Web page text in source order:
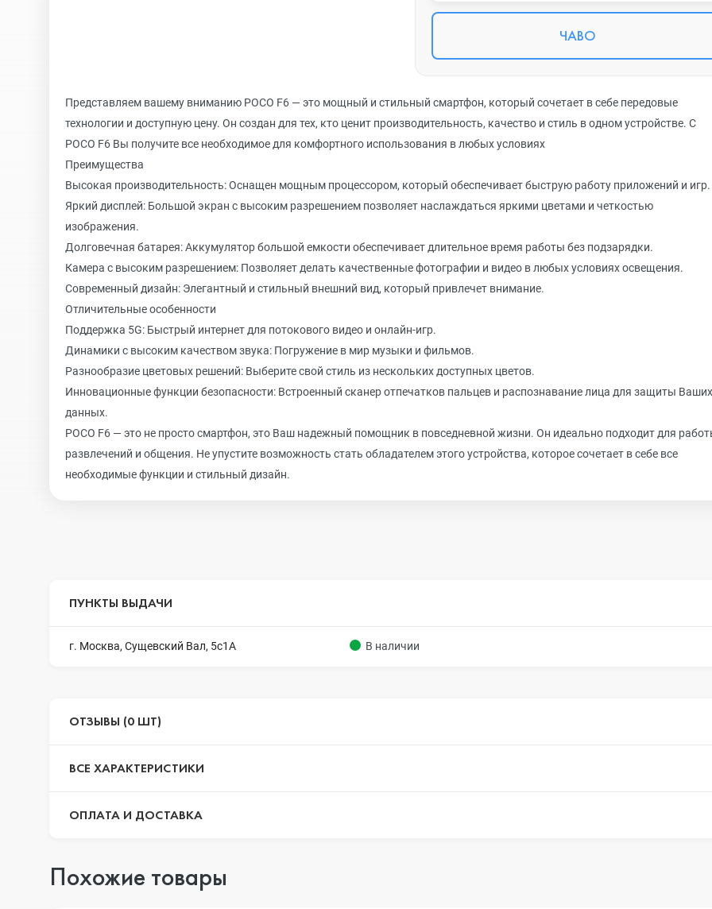
ЧАВО
Представляем вашему вниманию POCO F6 — это мощный и стильный смартфон, который сочетает в себе передовые
технологии и доступную цену. Он создан для тех, кто ценит производительность, качество и стиль в одном устройстве. С
POCO F6 Вы получите все необходимое для комфортного использования в любых условиях
Преимущества
Высокая производительность: Оснащен мощным процессором, который обеспечивает быструю работу приложений и игр.
Яркий дисплей: Большой экран с высоким разрешением позволяет наслаждаться яркими цветами и четкостью
изображения.
Долговечная батарея: Аккумулятор большой емкости обеспечивает длительное время работы без подзарядки.
Камера с высоким разрешением: Позволяет делать качественные фотографии и видео в любых условиях освещения.
Современный дизайн: Элегантный и стильный внешний вид, который привлечет внимание.
Отличительные особенности
Поддержка 5G: Быстрый интернет для потокового видео и онлайн-игр.
Динамики с высоким качеством звука: Погружение в мир музыки и фильмов.
Разнообразие цветовых решений: Выберите свой стиль из нескольких доступных цветов.
Инновационные функции безопасности: Встроенный сканер отпечатков пальцев и распознавание лица для защиты Ваших
данных.
POCO F6 — это не просто смартфон, это Ваш надежный помощник в повседневной жизни. Он идеально подходит для
развлечений и общения. Не упустите возможность стать обладателем этого устройства, которое сочетает в себе все
необходимые функции и стильный дизайн.
ПУНКТЫ ВЫДАЧИ
г. Москва, Сущевский Вал, 5с1А В наличии
ОТЗЫВЫ (0 ШТ)
ВСЕ ХАРАКТЕРИСТИКИ
ОПЛАТА И ДОСТАВКА
Похожие товары